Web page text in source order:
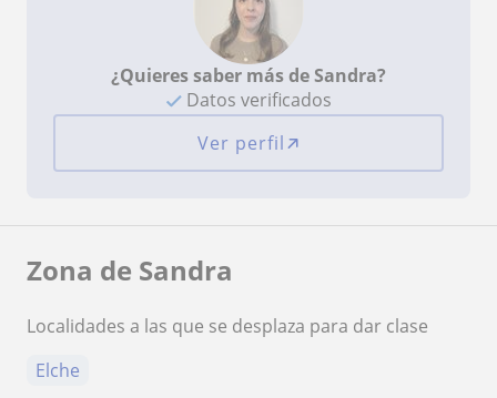
¿Quieres saber más de Sandra?
Datos verificados
Ver perfil
Zona de Sandra
Localidades a las que se desplaza para dar clase
Elche